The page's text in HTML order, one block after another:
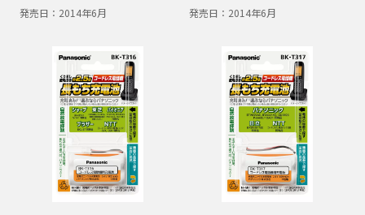
発売日： 2014年6月 発売日： 2014年6月